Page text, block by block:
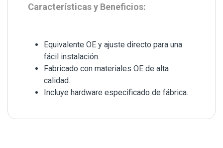
Características y Beneficios:
Equivalente OE y ajuste directo para una
fácil instalación.
Fabricado con materiales OE de alta
calidad.
Incluye hardware especificado de fábrica.